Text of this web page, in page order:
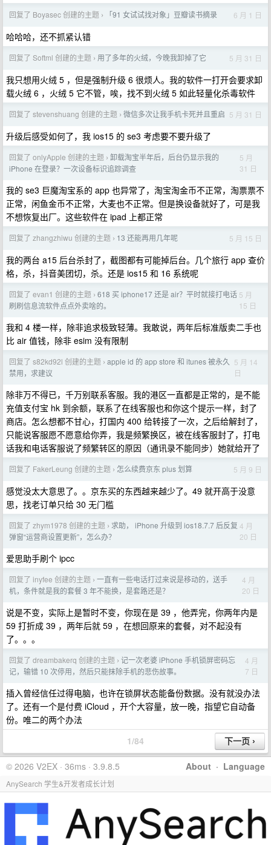
回复了 Boyasec 创建的主题 › 「91 女试试找对象」豆瓣读书摘录 6 月 1 日
哈哈哈，还不抓紧认错
回复了 Softml 创建的主题 › 用了多年的火绒，今晚我卸掉了它 5 月 31 日
我只想用火绒 5 ，但是强制升级 6 很烦人。我的软件一打开会要求卸
载火绒 6 ，火绒 5 它不管，唉，找不到火绒 5 如此轻量化杀毒软件
回复了 stevenshuang 创建的主题 › 微信多次让我手机卡死并且重启 5 月 31 日
升级后感受如何了，我 ios15 的 se3 考虑要不要升级了
回复了 onlyApple 创建的主题 › 卸载淘宝半年后，后台仍显示我的
iPhone 在登录？一次设备标识追踪调查
5 月
31 日
我的 se3 巨魔淘宝系的 app 也异常了，淘宝淘金币不正常，淘票票不
正常，闲鱼金币不正常，大麦也不正常。但是换设备就好了，可是我
不想恢复出厂。这些软件在 ipad 上都正常
回复了 zhangzhiwu 创建的主题 › 13 还能再用几年呢 5 月 15 日
我的两台 a15 后台杀封了，截图都有可能掉后台。几个旅行 app 查价
格，杀，抖音美团切，杀。还是 ios15 和 16 系统呢
回复了 evan1 创建的主题 › 618 买 iphone17 还是 air？平时就接打电话
刷刷信息流软件点点外卖啥的。
5 月
15 日
我和 4 楼一样，除非追求极致轻薄。我敢说，两年后标准版卖二手也
比 air 值钱，除非 esim 没有限制
回复了 s82kd92l 创建的主题 › apple id 的 app store 和 itunes 被永久
禁用，求建议
5 月 14
日
除非万不得已，千万别联系客服。我的港区一直都是正常的，是不能
充值支付宝 hk 到余额，联系了在线客服也和你这个提示一样，封了
商店。怎么想都不甘心，打国内 400 给转接了一次，之后给解封了，
只能说客服愿不愿意给你弄，我是频繁换区，被在线客服封了，打电
话我和电话客服说了频繁转区的原因（通讯录不能同步）她就给开了
回复了 FakerLeung 创建的主题 › 怎么续费京东 plus 划算 5 月 9 日
感觉没太大意思了。。京东买的东西越来越少了。49 就开高于没意
思，找老订单只给 30 无门槛
回复了 zhym1978 创建的主题 › 求助， iPhone 升级到 ios18.7.7 后反复
弹窗“运营商设置更新”，怎么办？
4 月
20 日
爱思助手刷个 ipcc
回复了 inyfee 创建的主题 › 一直有一些电话打过来说是移动的，送手
机，条件就是我的套餐 3 年不能换，是套路还是？
4 月
20 日
说是不变，实际上是暂时不变，你现在是 39 ，他弄完，你两年内是
59 打折成 39 ，两年后就 59 ，在想回原来的套餐，对不起没有
了。。。
回复了 dreambakerq 创建的主题 › 记一次老婆 iPhone 手机锁屏密码忘
记，输错 10 次停用，然后只能抹除手机的悲伤故事。
4 月
7 日
插入曾经信任过得电脑，也许在锁屏状态能备份数据。没有就没办法
了。还有一个是付费 iCloud ，开个大容量，放一晚，指望它自动备
份。唯二的两个办法
1/84
About · Language
© 2026 V2EX · 36ms · 3.9.8.5
AnySearch 学生&开发者成长计划